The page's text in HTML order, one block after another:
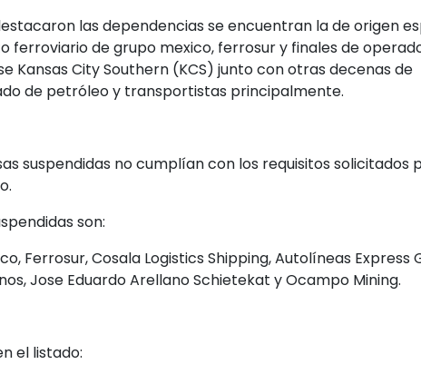
las dependencias se encuentran la de origen
ferroviario de grupo mexico, ferrosur y finales de
Kansas City Southern (KCS) junto con otras decenas de
de petróleo y transportistas principalmente.
suspendidas no cumplían con los requisitos solicitados
son:
Ferrosur, Cosala Logistics Shipping, Autolíneas Express
Jose Eduardo Arellano Schietekat y Ocampo Mining.
el listado: